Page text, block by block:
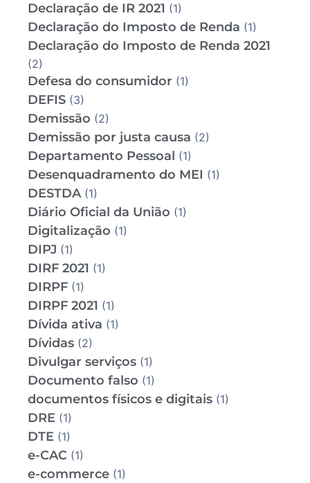
Declaração de IR 2021 (1)
Declaração do Imposto de Renda (1)
Declaração do Imposto de Renda 2021
(2)
Defesa do consumidor (1)
DEFIS (3)
Demissão (2)
Demissão por justa causa (2)
Departamento Pessoal (1)
Desenquadramento do MEI (1)
DESTDA(1)
Diário Oficial da União (1)
Digitalização (1)
DIPJ (1)
DIRF 2021 (1)
DIRPF (1)
DIRPF 2021 (1)
Dívida ativa (1)
Dívidas (2)
Divulgar serviços (1)
Documento falso (1)
documentos físicos e digitais (1)
DRE (1)
DTE (1)
e-CAC (1)
e-commerce (1)